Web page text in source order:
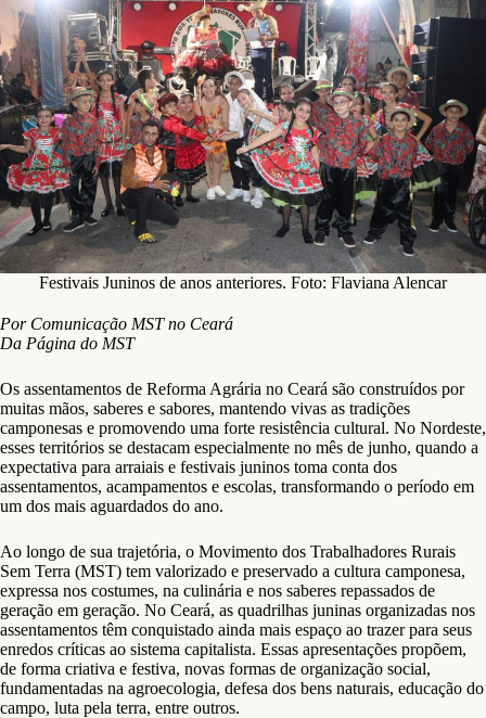
Festivais Juninos de anos anteriores. Foto: Flaviana Alencar
Por Comunicação MST no Ceará
Da Página do MST
Os assentamentos de Reforma Agrária no Ceará são construídos por
muitas mãos, saberes e sabores, mantendo vivas as tradições
camponesas e promovendo uma forte resistência cultural. No Nordeste,
esses territórios se destacam especialmente no mês de junho, quando a
expectativa para arraiais e festivais juninos toma conta dos
assentamentos, acampamentos e escolas, transformando o período em
um dos mais aguardados do ano.
Ao longo de sua trajetória, o Movimento dos Trabalhadores Rurais
Sem Terra (MST) tem valorizado e preservado a cultura camponesa,
expressa nos costumes, na culinária e nos saberes repassados de
geração em geração. No Ceará, as quadrilhas juninas organizadas nos
assentamentos têm conquistado ainda mais espaço ao trazer para seus
enredos críticas ao sistema capitalista. Essas apresentações propõem,
de forma criativa e festiva, novas formas de organização social,
fundamentadas na agroecologia, defesa dos bens naturais, educação do
campo, luta pela terra, entre outros.